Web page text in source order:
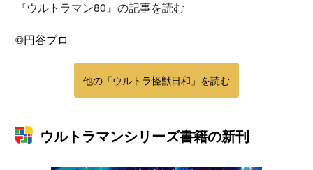
『ウルトラマン80』の記事を読む
©円谷プロ
他の「ウルトラ怪獣日和」を読む
ウルトラマンシリーズ書籍の新刊